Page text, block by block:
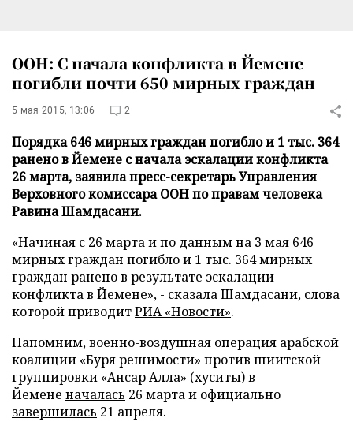
ООН: С начала конфликта в Йемене
погибли почти 650 мирных граждан
5 мая 2015, 13:06 2
Порядка 646 мирных граждан погибло и 1 тыс. 364
ранено в Йемене с начала эскалации конфликта
26 марта, заявила пресс-секретарь Управления
Верховного комиссара ООН по правам человека
Равина Шамдасани.
«Начиная с 26 марта и по данным на 3 мая 646
мирных граждан погибло и 1 тыс. 364 мирных
граждан ранено в результате эскалации
конфликта в Йемене», - сказала Шамдасани, слова
которой приводитРИА «Новости».
Напомним, военно-воздушная операция арабской
коалиции «Буря решимости» против шиитской
группировки «Ансар Алла» (хуситы) в
Йемене началась 26 марта и официально
завершилась 21 апреля.